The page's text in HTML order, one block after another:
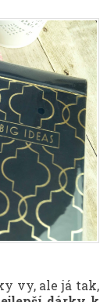
vy, ale já tak,